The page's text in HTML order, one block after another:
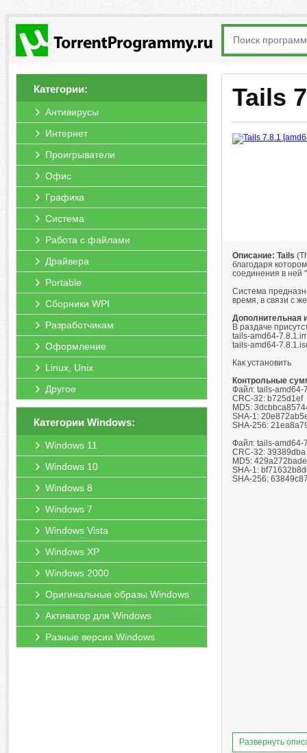
Категории:
Антивирусы
Интернет
Проигрыватели
Офис
Графика
Система
Работа с файлами
Драйвера
Portable
Сборники WPI
Разработчикам
Оформление
Linux, Unix
Другое
Категории Windows:
Windows 11
Windows 10
Windows 8
Windows 7
Windows Vista
Windows XP
Windows 2000
Оригинальные образы Windows
Активатор для Windows
Разные версии Windows
Tails
Описание: Tails
благодаря
соединения в ней
Система
время, в связи с
Дополнительная
В раздаче
tails-amd64-
tails-amd64-
Как установить
Контрольные
Файл: tails-amd64-
CRC-32: b725d1ef
MD5:
SHA-1:
SHA-256:
Файл: tails-amd64-
CRC-32: 39389dba
MD5:
SHA-1:
SHA-256:
Развернуть